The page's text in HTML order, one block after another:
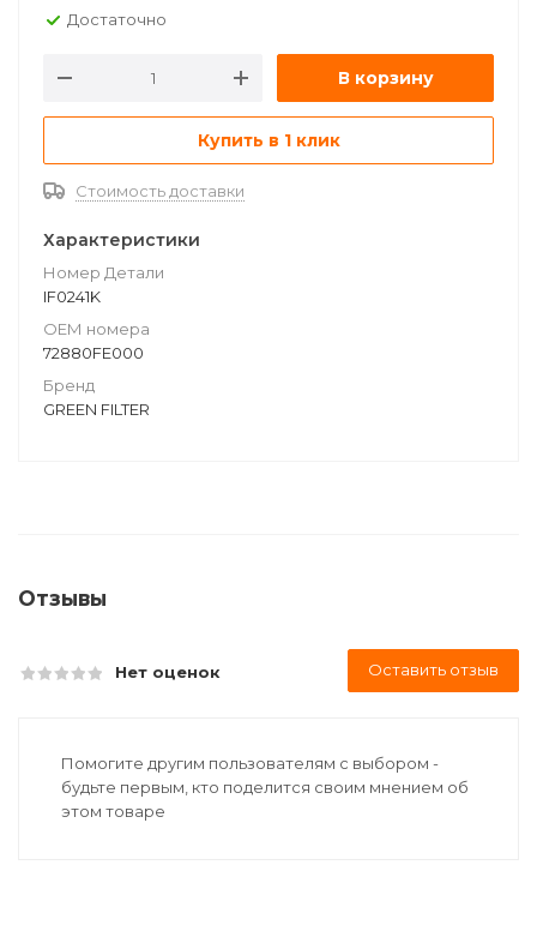
Достаточно
В корзину
Купить в 1 клик
Стоимость доставки
Характеристики
Номер Детали
IF0241K
ОЕМ номера
72880FE000
Бренд
GREEN FILTER
Отзывы
Нет оценок Оставить отзыв
Помогите другим пользователям с выбором -
будьте первым, кто поделится своим мнением об
этом товаре